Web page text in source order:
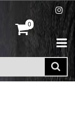
0